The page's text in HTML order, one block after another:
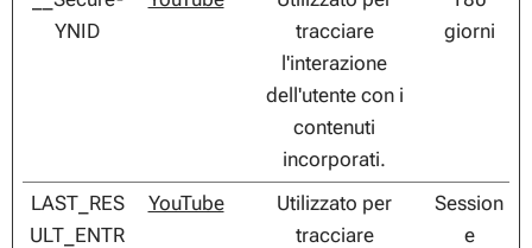
YNID
tracciare
l'interazione
dell'utente con i
contenuti
incorporati.
giorni
LAST_RES
ULT_ENTR
YouTube
Utilizzato per
tracciare
Session
e